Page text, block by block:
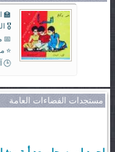
🏫
🎖️
📅
⭐
🕒
مستجدات الفضاءات العامة